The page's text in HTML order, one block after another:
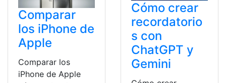
Comparar
los iPhone de
Apple
Comparar los
iPhone de Apple
Cómo crear
recordatorio
s con
ChatGPT y
Gemini